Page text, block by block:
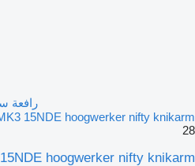
15NDE hoogwerker nifty knikarm
28
hoogwerker nifty knikarm